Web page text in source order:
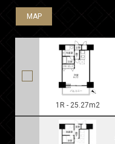
MAP
1R - 25.27m2
MAP